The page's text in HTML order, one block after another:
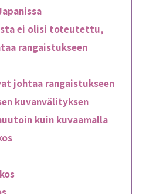
ei olisi toteutettu,
rangaistukseen
johtaa rangaistukseen
kuvanvälityksen
kuin kuvaamalla